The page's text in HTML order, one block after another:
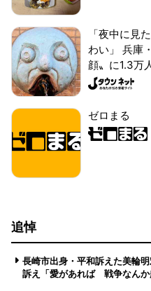
「夜中に見
わい」 兵庫
顔〟に1.3万
ゼロまる
追悼
長崎市出身・平和訴えた美輪
訴え「愛があれば 戦争なんか